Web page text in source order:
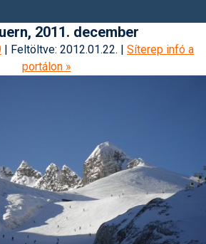
2011. december
| Feltöltve: 2012.01.22. | Síterep infó a
portálon »